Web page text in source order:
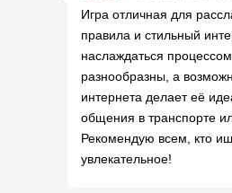
Игра отличная для
правила и стильный
наслаждаться
разнообразны, а
интернета делает её
общения в транспорте
Рекомендую всем, кто
увлекательное!